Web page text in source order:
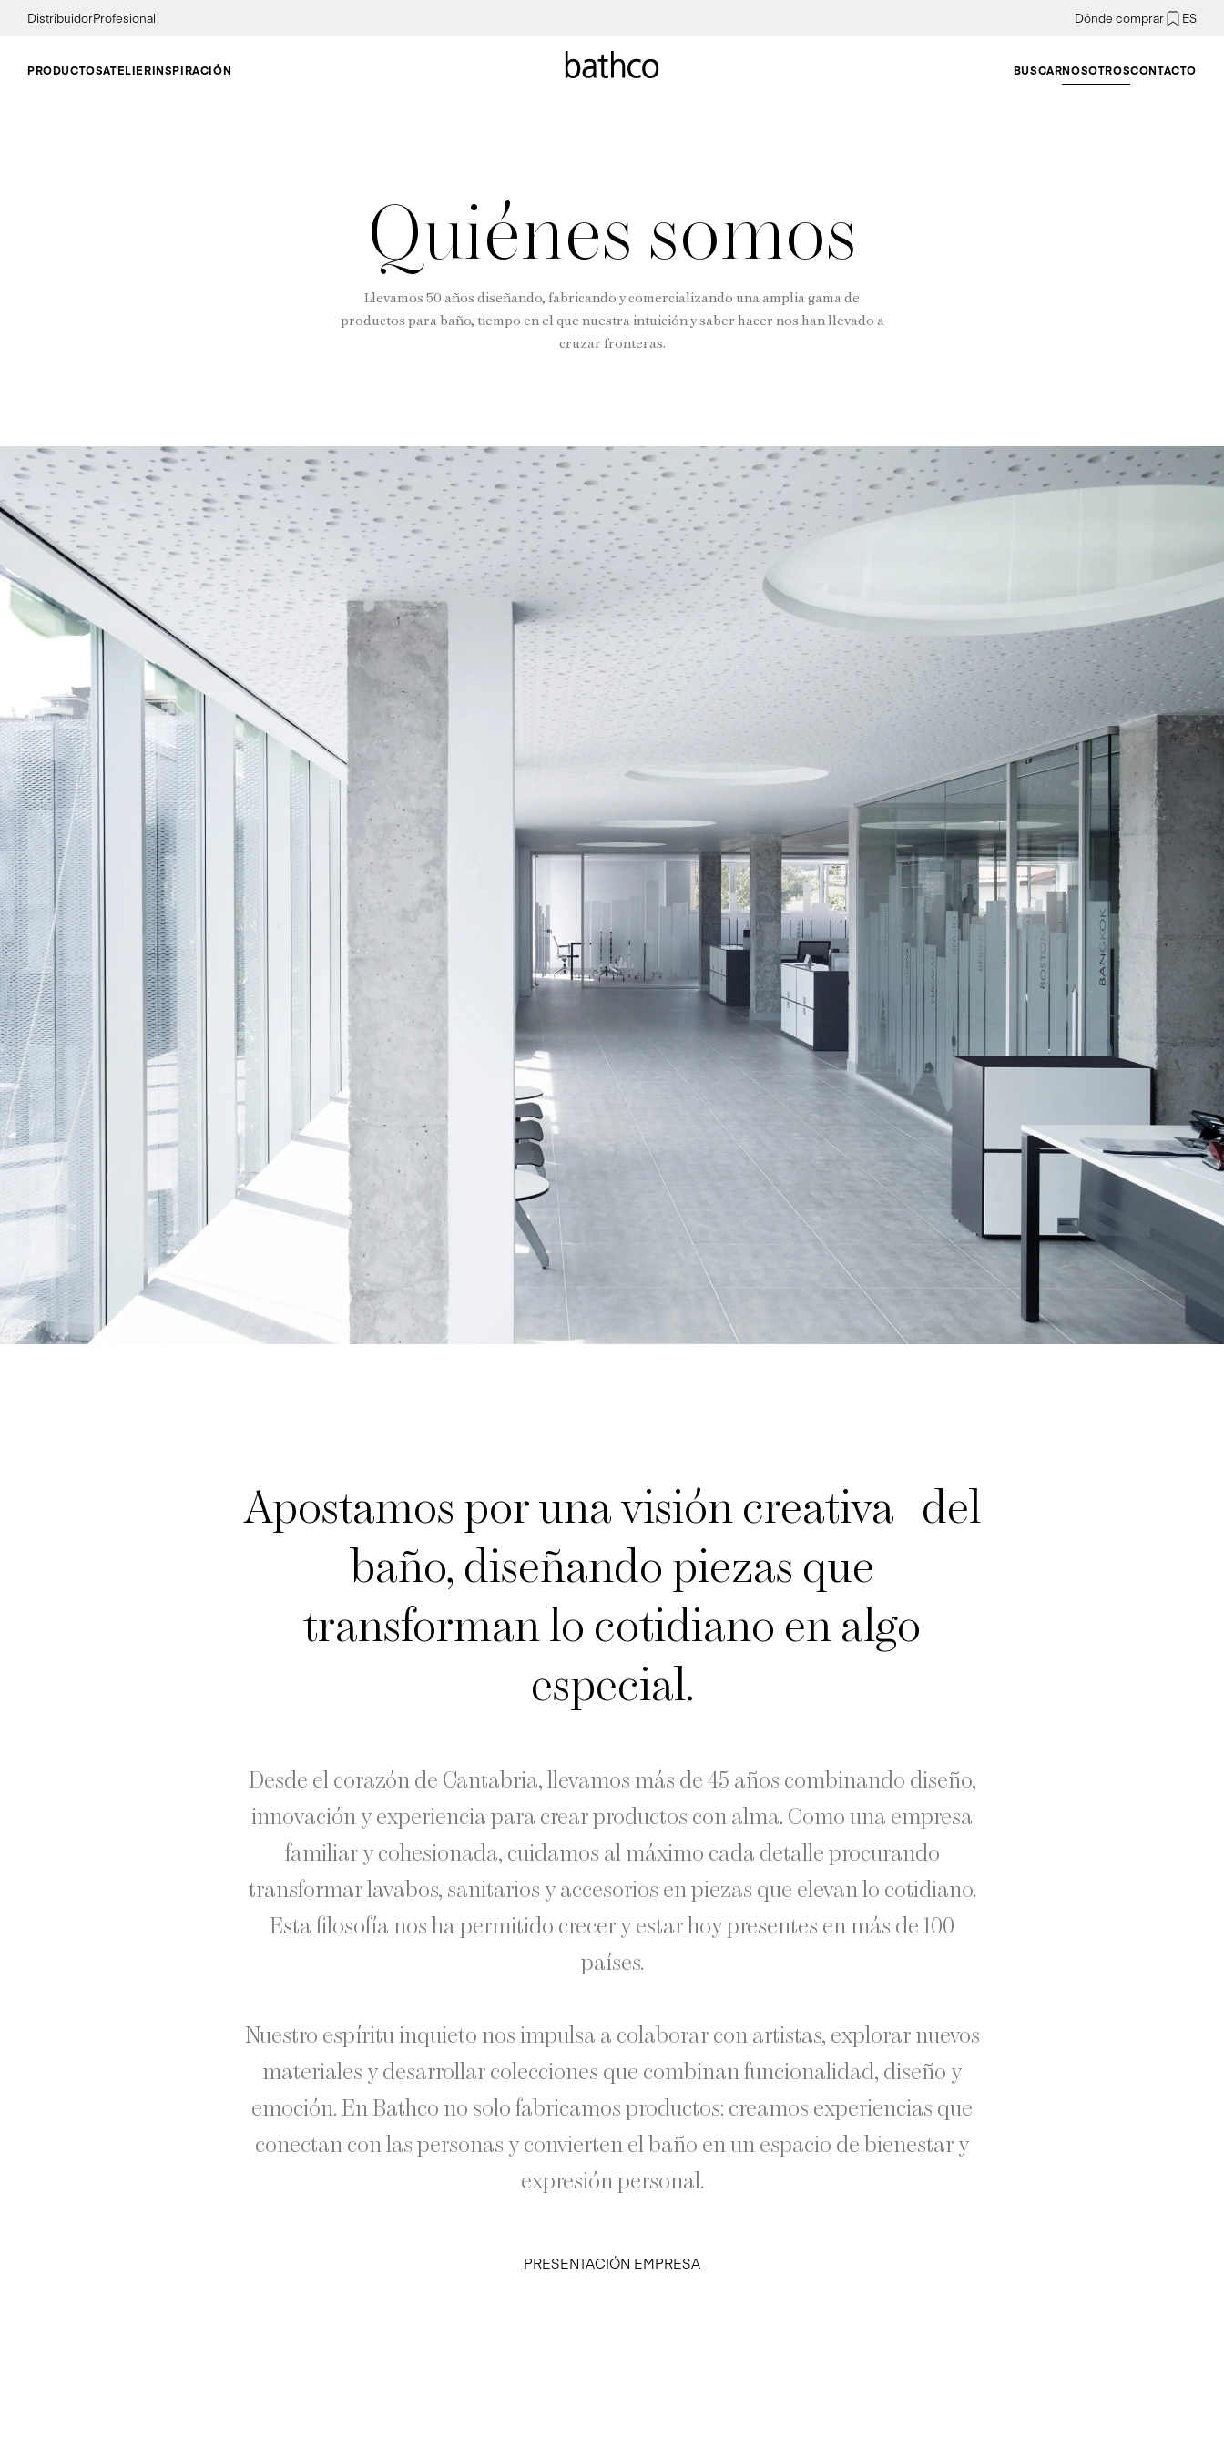
DistribuidorProfesional Dónde comprar ES
PRODUCTOSATELIERINSPIRACIÓN BUSCARNOSOTROSCONTACTO
Quiénes somos
Llevamos 50 años diseñando, fabricando y comercializando una amplia gama de
productos para baño, tiempo en el que nuestra intuición y saber hacer nos han llevado a
cruzar fronteras.
Apostamos por una visión creativa del
baño, diseñando piezas que
transforman lo cotidiano en algo
especial.
Desde el corazón de Cantabria, llevamos más de 45 años combinando diseño,
innovación y experiencia para crear productos con alma. Como una empresa
familiar y cohesionada, cuidamos al máximo cada detalle procurando
transformar lavabos, sanitarios y accesorios en piezas que elevan lo cotidiano.
Esta filosofía nos ha permitido crecer y estar hoy presentes en más de 100
países.
Nuestro espíritu inquieto nos impulsa a colaborar con artistas, explorar nuevos
materiales y desarrollar colecciones que combinan funcionalidad, diseño y
emoción. En Bathco no solo fabricamos productos: creamos experiencias que
conectan con las personas y convierten el baño en un espacio de bienestar y
expresión personal.
PRESENTACIÓN EMPRESA